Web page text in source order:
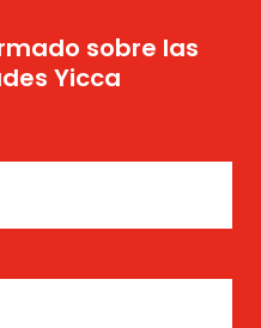
sobre las
Yicca